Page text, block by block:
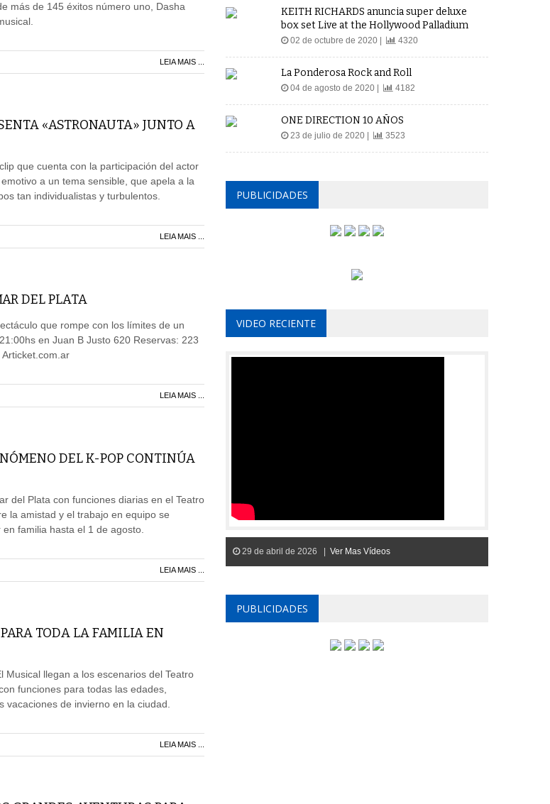
más de 145 éxitos número uno, Dasha
LEIA MAIS ...
«ASTRONAUTA» JUNTO A
que cuenta con la participación del actor
a un tema sensible, que apela a la
tan individualistas y turbulentos.
LEIA MAIS ...
DEL PLATA
que rompe con los límites de un
en Juan B Justo 620 Reservas: 223
LEIA MAIS ...
DEL K-POP CONTINÚA
del Plata con funciones diarias en el Teatro
la amistad y el trabajo en equipo se
familia hasta el 1 de agosto.
LEIA MAIS ...
TODA LA FAMILIA EN
llegan a los escenarios del Teatro
funciones para todas las edades,
de invierno en la ciudad.
LEIA MAIS ...
KEITH RICHARDS anuncia super deluxe
box set Live at the Hollywood Palladium
02 de octubre de 2020 | 4320
La Ponderosa Rock and Roll
04 de agosto de 2020 | 4182
ONE DIRECTION 10 AÑOS
23 de julio de 2020 | 3523
PUBLICIDADES
VIDEO RECIENTE
29 de abril de 2026 | Ver Mas Vídeos
PUBLICIDADES